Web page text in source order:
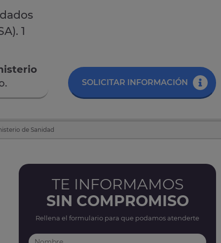
1
SOLICITAR INFORMACIÓN
de Sanidad
TE INFORMAMOS
SIN COMPROMISO
Rellena el formulario para que podamos atenderte